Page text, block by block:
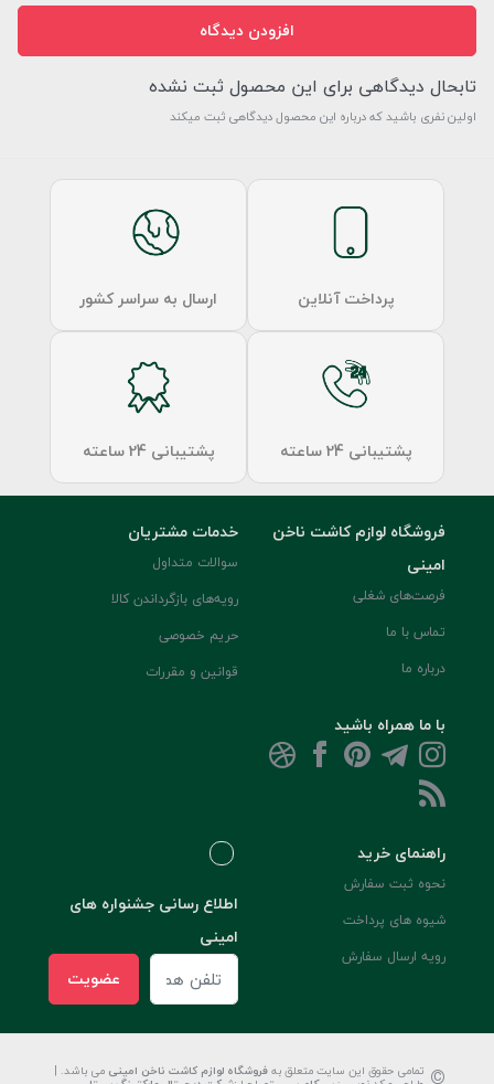
افزودن دیدگاه
تابحال دیدگاهی برای این محصول ثبت نشده
اولین نفری باشید که درباره این محصول دیدگاهی ثبت میکند
پرداخت آنلاین ارسال به سراسر کشور
پشتیبانی 24 ساعته پشتیبانی 24 ساعته
فروشگاه لوازم کاشت ناخن
امینی
فرصت‌های شغلی
تماس با ما
درباره ما
با ما همراه باشید
خدمات مشتریان
سوالات متداول
رویه‌های بازگرداندن کالا
حریم خصوصی
قوانین و مقررات
راهنمای خرید
نحوه ثبت سفارش
شیوه های پرداخت
رویه ارسال سفارش
اطلاع رسانی جشنواره های
امینی
عضویت
تمامی حقوق این سایت متعلق بهفروشگاه لوازم کاشت ناخن امینی می باشد. |